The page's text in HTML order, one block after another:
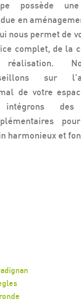
possède
en
nous permet de
complet, de la
sur
de votre
des
harmonieux et